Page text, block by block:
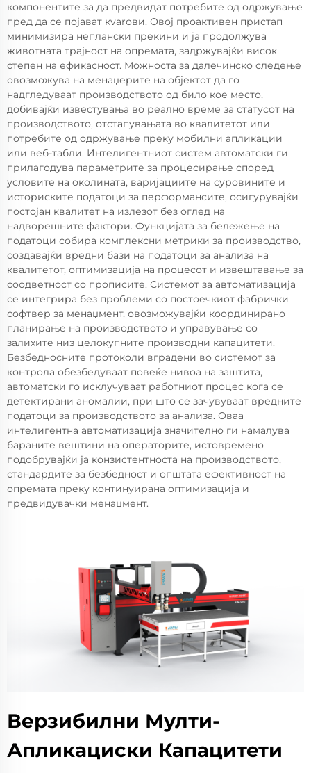
компонентите за да предвидат потребите од одржување
пред да се појават кvarови. Овој проактивен пристап
минимизира неплански прекини и ја продолжува
животната трајност на опремата, задржувајќи висок
степен на ефикасност. Можноста за далечинско следење
овозможува на менаџерите на објектот да го
надгледуваат производството од било кое место,
добивајќи известувања во реално време за статусот на
производството, отстапувањата во квалитетот или
потребите од одржување преку мобилни апликации
или веб-табли. Интелигентниот систем автоматски ги
прилагодува параметрите за процесирање според
условите на околината, варијациите на суровините и
историските податоци за перформансите, осигурувајќи
постојан квалитет на излезот без оглед на
надворешните фактори. Функцијата за бележење на
податоци собира комплексни метрики за производство,
создавајќи вредни бази на податоци за анализа на
квалитетот, оптимизација на процесот и извештавање за
соодветност со прописите. Системот за автоматизација
се интегрира без проблеми со постоечкиот фабрички
софтвер за менаџмент, овозможувајќи координирано
планирање на производството и управување со
залихите низ целокупните производни капацитети.
Безбедносните протоколи вградени во системот за
контрола обезбедуваат повеќе нивоа на заштита,
автоматски го исклучуваат работниот процес кога се
детектирани аномалии, при што се зачувуваат вредните
податоци за производството за анализа. Оваа
интелигентна автоматизација значително ги намалува
бараните вештини на операторите, истовремено
подобрувајќи ја конзистентноста на производството,
стандардите за безбедност и општата ефективност на
опремата преку континуирана оптимизација и
предвидувачки менаџмент.
Верзибилни Мулти-
Апликациски Капацитети